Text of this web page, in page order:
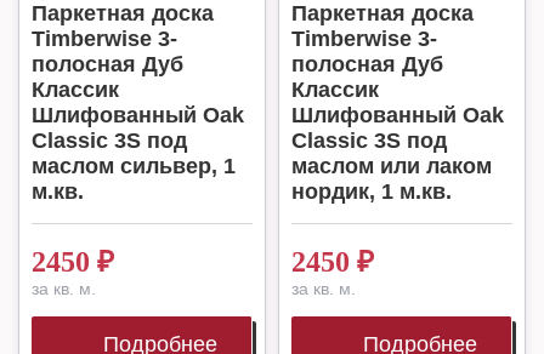
Паркетная доска
Timberwise 3-
полосная Дуб
Классик
Шлифованный Oak
Classic 3S под
маслом сильвер, 1
м.кв.
2450 ₽
за кв. м.
Подробнее
Паркетная доска
Timberwise 3-
полосная Дуб
Классик
Шлифованный Oak
Classic 3S под
маслом или лаком
нордик, 1 м.кв.
2450 ₽
за кв. м.
Подробнее